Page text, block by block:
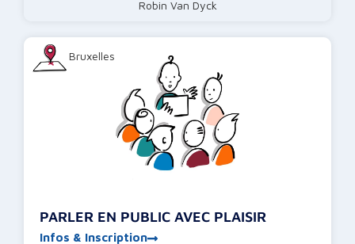
Robin Van Dyck
Bruxelles
PARLER EN PUBLIC AVEC PLAISIR
Infos & Inscription